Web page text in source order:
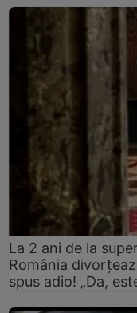
La 2 ani de la
România
spus adio! „Da,